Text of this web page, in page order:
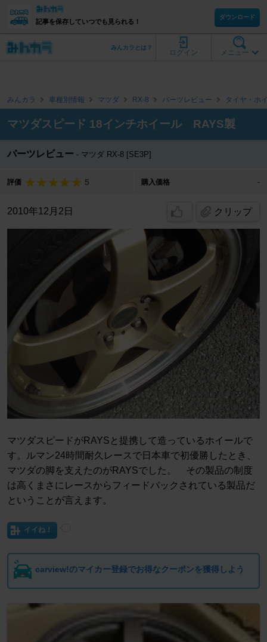
記事を保存していつでも見られる！
ダウンロード
メニュー
ログイン
みんカラとは？
みんカラ 車種別情報 マツダ RX-8 パーツレビュー タイヤ・ホ
マツダスピード 18インチホイール RAYS製
パーツレビュー マツダ RX-8 [SE3P]
評価 5 購入価格 -
2010年12月2日 クリップ
マツダスピードがRAYSと提携して造っているホイールで
す。ルマン24時間耐久レースで日本車で初優勝したとき、
マツダの脚を支えたのがRAYSでした。 その製品の制度
は高くまさにレースからフィードバックされている製品だ
ということが言えます。
イイね！
carview!のマイカー登録でお得なクーポンを獲得しよう